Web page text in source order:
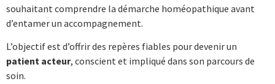
souhaitant comprendre la démarche homéopathique avant
d’entamer un accompagnement.
L’objectif est d’offrir des repères fiables pour devenir un
patient acteur, conscient et impliqué dans son parcours de
soin.